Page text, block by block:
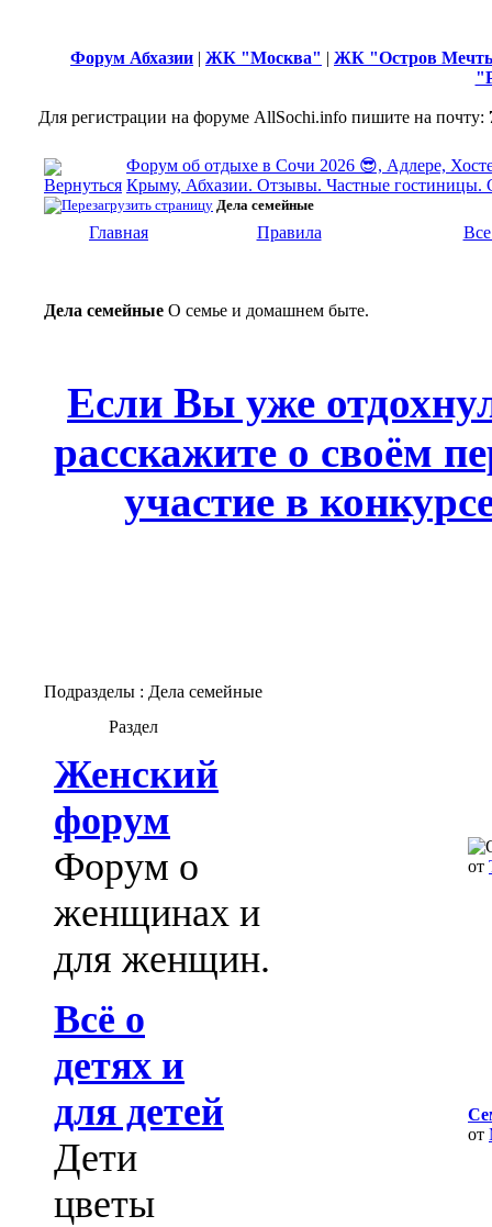
Форум Абхазии | ЖК "Москва" | ЖК "Остров
Для регистрации на форуме AllSochi.info пишите на почту:
Форум об отдыхе в Сочи 2026 😎, Адлере,
Крыму, Абхазии. Отзывы. Частные гостиницы.
Дела семейные
Главная Правила
Дела семейные О семье и домашнем быте.
Если Вы уже
расскажите о своём
участие в
Подразделы : Дела семейные
Раздел
Женский
форум
Форум о
женщинах и
для женщин.
от
Всё о
детях и
для детей
Дети
цветы
от